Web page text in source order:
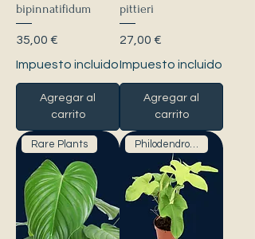
bipinnatifidum
Precio
35,00 €
Impuesto incluido
Agregar al
carrito
pittieri
Precio
27,00 €
Impuesto incluido
Agregar al
carrito
Rare Plants Philodendrons